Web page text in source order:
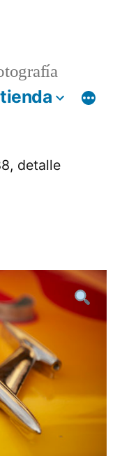
tienda
detalle